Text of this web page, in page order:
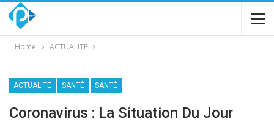
Home ACTUALITE
ACTUALITE SANTÉ SANTÉ
Coronavirus : La Situation Du Jour